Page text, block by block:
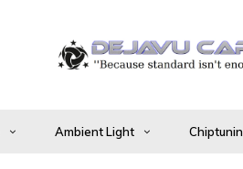
Ambient Light